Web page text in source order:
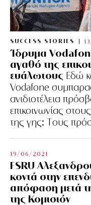
SUCCESS STORIES
Ίδρυμα
αγαθό της
ευάλωτους Εδώ
Vodafone
ανιδιοτέλεια
επικοινωνίας
της γης: Tους
19/06/2021
FSRU
κοντά στην
απόφαση μετά
της Κομισιόν